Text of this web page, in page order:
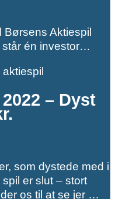
Aktiespil
står én investor…
– Dyst
som dystede med i
er slut – stort
os til at se jer …